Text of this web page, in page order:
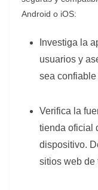
Android o iOS:
Investiga la
usuarios y
sea
Verifica la
tienda oficial
dispositivo.
sitios web de